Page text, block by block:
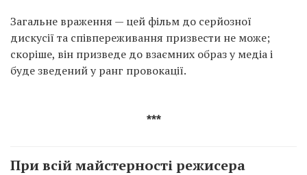
Загальне враження — цей фільм до серйозної
дискусії та співпереживання призвести не може;
скоріше, він призведе до взаємних образ у медіа і
буде зведений у ранг провокації.
***
При всій майстерності режисера